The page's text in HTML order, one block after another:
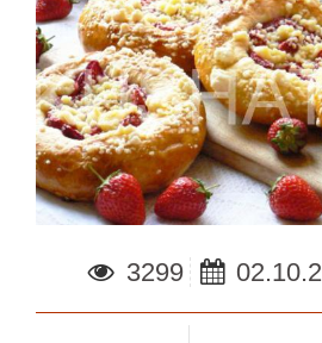
3299